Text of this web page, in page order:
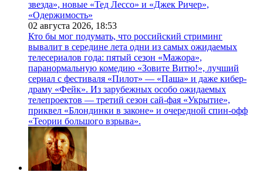
звезда», новые «Тед Лессо» и «Джек Ричер»,
«Одержимость»
02 августа 2026, 18:53
Кто бы мог подумать, что российский стриминг
вывалит в середине лета одни из самых ожидаемых
телесериалов года: пятый сезон «Мажора»,
паранормальную комедию «Зовите Витю!», лучший
сериал с фестиваля «Пилот» — «Паша» и даже кибер-
драму «Фейк». Из зарубежных особо ожидаемых
телепроектов — третий сезон сай-фая «Укрытие»,
приквел «Блондинки в законе» и очередной спин-офф
«Теории большого взрыва».